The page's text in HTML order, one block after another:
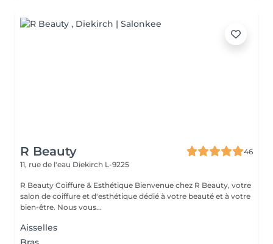
R Beauty
46
11, rue de l'eau Diekirch L-9225
R Beauty Coiffure & Esthétique Bienvenue chez R Beauty, votre
salon de coiffure et d'esthétique dédié à votre beauté et à votre
bien-être. Nous vous...
Aisselles